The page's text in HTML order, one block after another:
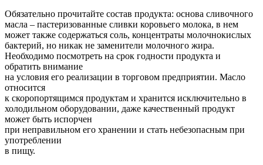
Обязательно прочитайте состав продукта: основа сливочного
масла – пастеризованные сливки коровьего молока, в нем
может также содержаться соль, концентраты молочнокислых
бактерий, но никак не заменители молочного жира.
Необходимо посмотреть на срок годности продукта и
обратить внимание
на условия его реализации в торговом предприятии. Масло
относится
к скоропортящимся продуктам и хранится исключительно в
холодильном оборудовании, даже качественный продукт
может быть испорчен
при неправильном его хранении и стать небезопасным при
употреблении
в пищу.